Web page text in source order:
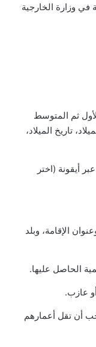
في وزارة الخارجية
ثم المتوسط
تاريخ الميلاد،
أيقونة (اختر
الإقامة، وبلد
الحاصل عليها.
عازب.
أن تقل أعمارهم